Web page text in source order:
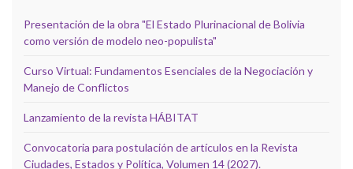
Presentación de la obra "El Estado Plurinacional de Bolivia
como versión de modelo neo-populista"
Curso Virtual: Fundamentos Esenciales de la Negociación y
Manejo de Conflictos
Lanzamiento de la revista HÁBITAT
Convocatoria para postulación de artículos en la Revista
Ciudades, Estados y Política, Volumen 14 (2027).